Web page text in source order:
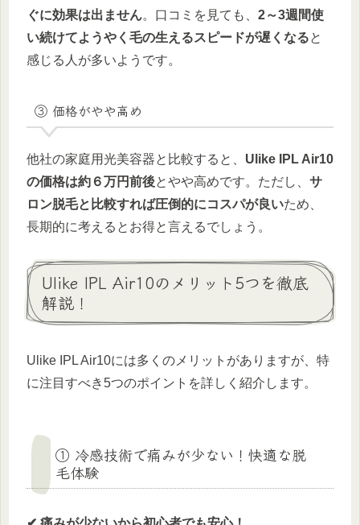
ぐに効果は出ません。口コミを見ても、 2～3週間使
い続けてようやく毛の生えるスピードが遅くなると
感じる人が多いようです。
③ 価格がやや高め
他社の家庭用光美容器と比較すると、 Ulike IPL Air10
の価格は約６万円前後とやや高めです。ただし、 サ
ロン脱毛と比較すれば圧倒的にコスパが良いため、
長期的に考えるとお得と言えるでしょう。
Ulike IPL Air10のメリット5つを徹底
解説！
Ulike IPL Air10には多くのメリットがありますが、特
に注目すべき5つのポイントを詳しく紹介します。
① 冷感技術で痛みが少ない！快適な脱
毛体験